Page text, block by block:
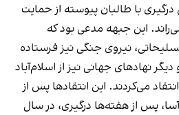
با طالبان پیوسته از حمایت
این جبهه مدعی بود که
نیروی جنگی نیز فرستاده
نهادهای جهانی نیز از اسلام‌آباد
می‌کردند. این انتقادها پس از
پس از هفته‌ها درگیری، در سال